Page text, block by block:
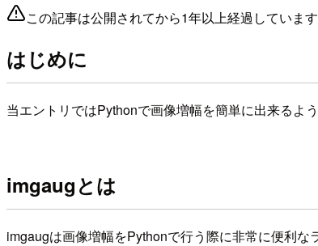
この記事は公開されてから1年以上経過していま
はじめに
当エントリではPythonで画像増幅を簡単に出来るよ
imgaugとは
imgaugは画像増幅をPythonで行う際に非常に便利な